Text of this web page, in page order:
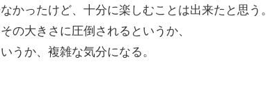
かったけど、十分に楽しむことは出来たと思う。
の大きさに圧倒されるというか、
うか、複雑な気分になる。